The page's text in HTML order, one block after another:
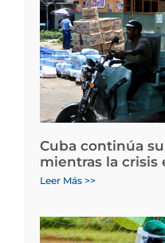
Cuba continúa
mientras la crisis
Leer Más >>